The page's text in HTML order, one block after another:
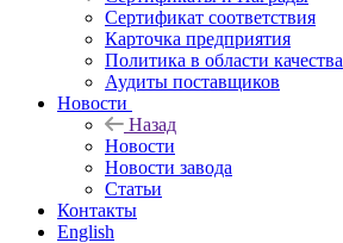
Сертификат соответствия
Карточка предприятия
Политика в области качества
Аудиты поставщиков
Новости
Назад
Новости
Новости завода
Статьи
Контакты
English